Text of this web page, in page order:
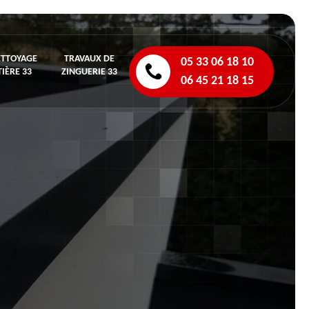
33
TRAVAUX DE
ZINGUERIE 33
05 33 06 18 10
06 45 21 18 15